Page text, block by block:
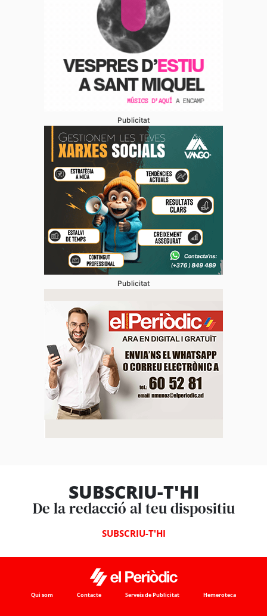
Publicitat
Publicitat
SUBSCRIU-T'HI
De la redacció al teu dispositiu
SUBSCRIU-T'HI
Qui som Contacte Serveis de Publicitat Hemeroteca